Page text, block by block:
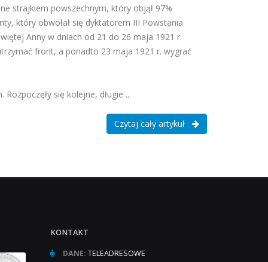
strajkiem powszechnym, który objął 97%
który obwołał się dyktatorem III Powstania
Anny w dniach od 21 do 26 maja 1921 r.
front, a ponadto 23 maja 1921 r. wygrać
się kolejne, długie ...
Czytaj cały artykuł
KONTAKT
DANE: TELEADRESOWE